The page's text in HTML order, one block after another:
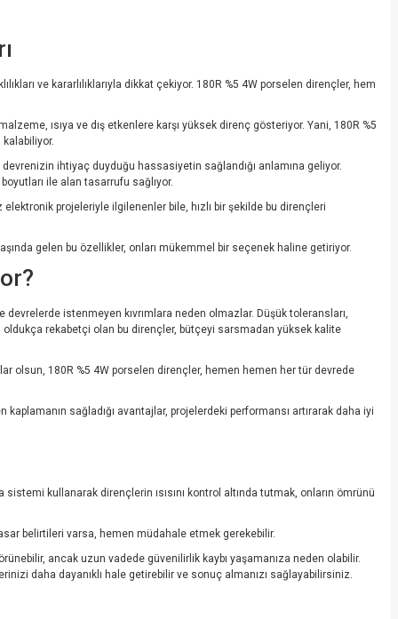
ve kararlılıklarıyla dikkat çekiyor. 180R %5 4W porselen dirençler, hem
ısıya ve dış etkenlere karşı yüksek direnç gösteriyor. Yani, 180R %5
kalabiliyor.
ihtiyaç duyduğu hassasiyetin sağlandığı anlamına geliyor.
ile alan tasarrufu sağlıyor.
projeleriyle ilgilenenler bile, hızlı bir şekilde bu dirençleri
gelen bu özellikler, onları mükemmel bir seçenek haline getiriyor.
istenmeyen kıvrımlara neden olmazlar. Düşük toleransları,
rekabetçi olan bu dirençler, bütçeyi sarsmadan yüksek kalite
olsun, 180R %5 4W porselen dirençler, hemen hemen her tür devrede
sağladığı avantajlar, projelerdeki performansı artırarak daha iyi
kullanarak dirençlerin ısısını kontrol altında tutmak, onların ömrünü
belirtileri varsa, hemen müdahale etmek gerekebilir.
ancak uzun vadede güvenilirlik kaybı yaşamanıza neden olabilir.
daha dayanıklı hale getirebilir ve sonuç almanızı sağlayabilirsiniz.